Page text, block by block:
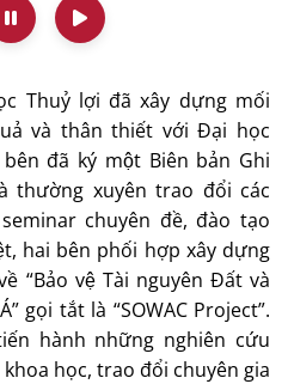
Thuỷ lợi đã xây dựng mối
và thân thiết với Đại học
đã ký một Biên bản Ghi
thường xuyên trao đổi các
chuyên đề, đào tạo
hai bên phối hợp xây dựng
“Bảo vệ Tài nguyên Đất và
gọi tắt là “SOWAC Project”.
hành những nghiên cứu
học, trao đổi chuyên gia